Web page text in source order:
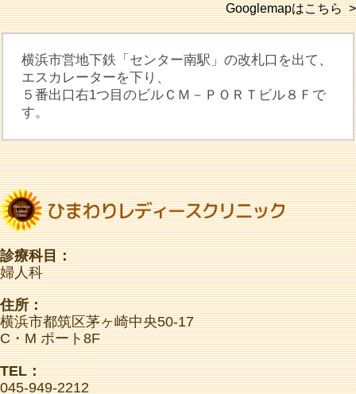
Googlemapはこちら >
横浜市営地下鉄「センター南駅」の改札口を出て、
エスカレーターを下り、
５番出口右1つ目のビルＣＭ－ＰＯＲＴビル８Ｆで
す。
診療科目：
婦人科
住所：
横浜市都筑区茅ヶ崎中央50-17
C・M ポート8F
TEL：
045-949-2212